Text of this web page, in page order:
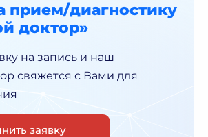
прием/диагностику
доктор»
на запись и наш
свяжется с Вами для
заявку